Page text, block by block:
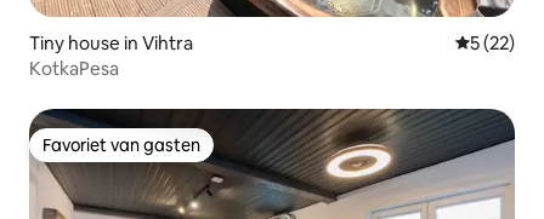
Tiny house in Vihtra
5 (22)
KotkaPesa
Favoriet van gasten
Favoriet van gasten